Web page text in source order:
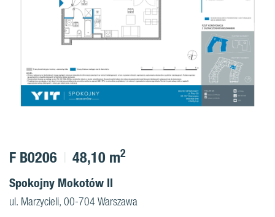
F B0206 48,10 m2
Spokojny Mokotów II
ul. Marzycieli, 00-704 Warszawa